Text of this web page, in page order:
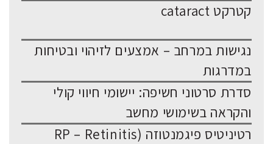
קטרקט cataract
נגישות במרחב – אמצעים לזיהוי ובטיחות
במדרגות
סדרת סרטוני חשיפה: יישומי חיווי קולי
והקראה בשימושי מחשב
רטיניטיס פיגמנטוזה (RP – Retinitis